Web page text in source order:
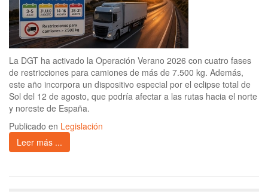
La DGT ha activado la Operación Verano 2026 con cuatro fases
de restricciones para camiones de más de 7.500 kg. Además,
este año incorpora un dispositivo especial por el eclipse total de
Sol del 12 de agosto, que podría afectar a las rutas hacia el norte
y noreste de España.
Publicado en Legislación
Leer más ...